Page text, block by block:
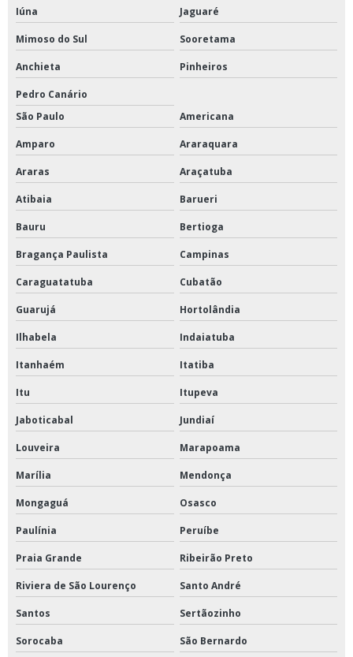
Iúna Jaguaré
Mimoso do Sul Sooretama
Anchieta Pinheiros
Pedro Canário
São Paulo
Americana
Amparo Araraquara
Araras Araçatuba
Atibaia Barueri
Bauru Bertioga
Bragança Paulista Campinas
Caraguatatuba Cubatão
Guarujá Hortolândia
Ilhabela Indaiatuba
Itanhaém Itatiba
Itu Itupeva
Jaboticabal Jundiaí
Louveira Marapoama
Marília Mendonça
Mongaguá Osasco
Paulínia Peruíbe
Praia Grande Ribeirão Preto
Riviera de São Lourenço Santo André
Santos Sertãozinho
Sorocaba São Bernardo